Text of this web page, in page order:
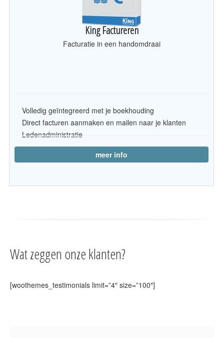
King Factureren
Facturatie in een handomdraai
Volledig geïntegreerd met je boekhouding
Direct facturen aanmaken en mailen naar je klanten
Ledenadministratie
meer info
Wat zeggen onze klanten?
[woothemes_testimonials limit=”4″ size=”100″]